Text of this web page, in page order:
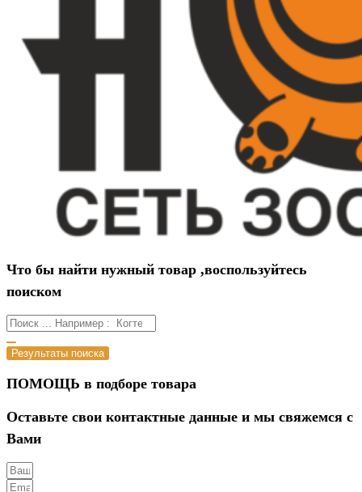
Что бы найти нужный товар ,воспользуйтесь
поиском
Результаты поиска
ПОМОЩЬ в подборе товара
Оставьте свои контактные данные и мы свяжемся с
Вами